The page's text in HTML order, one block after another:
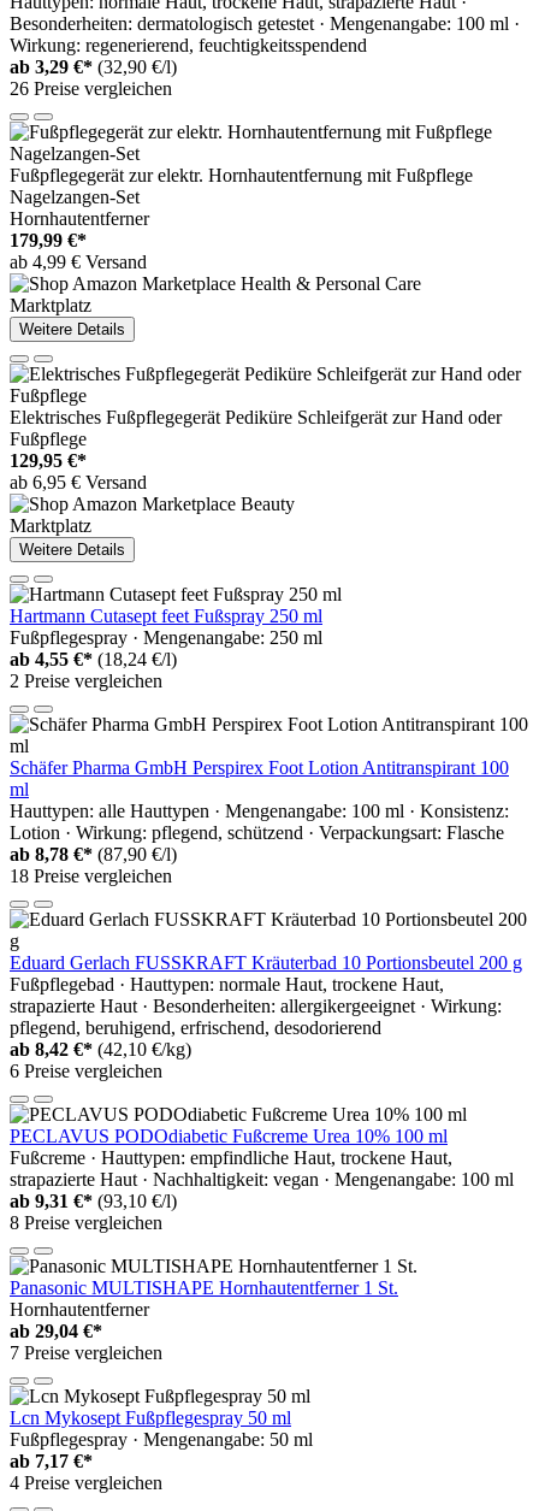
Besonderheiten: dermatologisch getestet · Mengenangabe: 100 ml ·
Wirkung: regenerierend, feuchtigkeitsspendend
ab 3,29 €* (32,90 €/l)
26 Preise vergleichen
Fußpflegegerät zur elektr. Hornhautentfernung mit Fußpflege
Nagelzangen-Set
Hornhautentferner
179,99 €*
ab 4,99 € Versand
Marktplatz
Weitere Details
Elektrisches Fußpflegegerät Pediküre Schleifgerät zur Hand oder
Fußpflege
129,95 €*
ab 6,95 € Versand
Marktplatz
Weitere Details
Hartmann Cutasept feet Fußspray 250 ml
Fußpflegespray · Mengenangabe: 250 ml
ab 4,55 €* (18,24 €/l)
2 Preise vergleichen
Schäfer Pharma GmbH Perspirex Foot Lotion Antitranspirant 100
ml
Hauttypen: alle Hauttypen · Mengenangabe: 100 ml · Konsistenz:
Lotion · Wirkung: pflegend, schützend · Verpackungsart: Flasche
ab 8,78 €* (87,90 €/l)
18 Preise vergleichen
Eduard Gerlach FUSSKRAFT Kräuterbad 10 Portionsbeutel 200 g
Fußpflegebad · Hauttypen: normale Haut, trockene Haut,
strapazierte Haut · Besonderheiten: allergikergeeignet · Wirkung:
pflegend, beruhigend, erfrischend, desodorierend
ab 8,42 €* (42,10 €/kg)
6 Preise vergleichen
PECLAVUS PODOdiabetic Fußcreme Urea 10% 100 ml
Fußcreme · Hauttypen: empfindliche Haut, trockene Haut,
strapazierte Haut · Nachhaltigkeit: vegan · Mengenangabe: 100 ml
ab 9,31 €* (93,10 €/l)
8 Preise vergleichen
Panasonic MULTISHAPE Hornhautentferner 1 St.
Hornhautentferner
ab 29,04 €*
7 Preise vergleichen
Lcn Mykosept Fußpflegespray 50 ml
Fußpflegespray · Mengenangabe: 50 ml
ab 7,17 €*
4 Preise vergleichen